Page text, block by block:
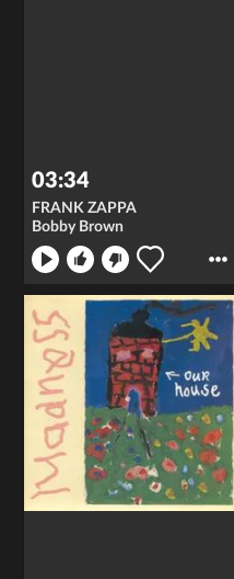
03:34
FRANK ZAPPA
Bobby Brown